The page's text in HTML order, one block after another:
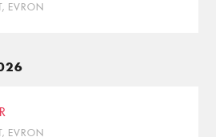
EVRON
EVRON